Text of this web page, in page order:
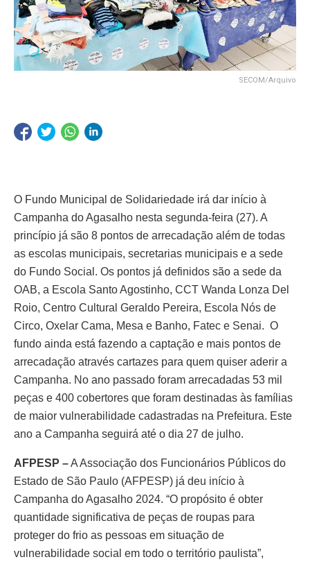
SECOM/Arquivo
O Fundo Municipal de Solidariedade irá dar início à
Campanha do Agasalho nesta segunda-feira (27). A
princípio já são 8 pontos de arrecadação além de todas
as escolas municipais, secretarias municipais e a sede
do Fundo Social. Os pontos já definidos são a sede da
OAB, a Escola Santo Agostinho, CCT Wanda Lonza Del
Roio, Centro Cultural Geraldo Pereira, Escola Nós de
Circo, Oxelar Cama, Mesa e Banho, Fatec e Senai. O
fundo ainda está fazendo a captação e mais pontos de
arrecadação através cartazes para quem quiser aderir a
Campanha. No ano passado foram arrecadadas 53 mil
peças e 400 cobertores que foram destinadas às famílias
de maior vulnerabilidade cadastradas na Prefeitura. Este
ano a Campanha seguirá até o dia 27 de julho.
AFPESP –A Associação dos Funcionários Públicos do
Estado de São Paulo (AFPESP) já deu início à
Campanha do Agasalho 2024. “O propósito é obter
quantidade significativa de peças de roupas para
proteger do frio as pessoas em situação de
vulnerabilidade social em todo o território paulista”,